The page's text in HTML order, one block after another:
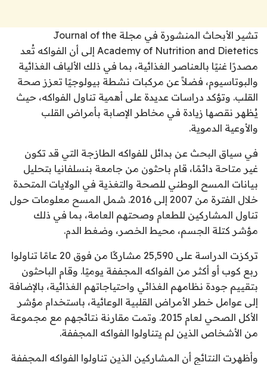
تشير الأبحاث المنشورة في مجلة Journal of the
Academy of Nutrition and Dietetics إلى أن الفواكه تُعد
مصدرًا غنيًا بالعناصر الغذائية، بما في ذلك الألياف الغذائية
والبوتاسيوم، فضلاً عن مركبات نشطة بيولوجيًا تعزز صحة
القلب. وتؤكد دراسات عديدة على أهمية تناول الفواكه، حيث
يُظهر نقصها زيادة في مخاطر الإصابة بأمراض القلب
والأوعية الدموية.
في سياق البحث عن بدائل للفواكه الطازجة التي قد تكون
غير متاحة دائمًا، قام باحثون من جامعة بنسلفانيا بتحليل
بيانات المسح الوطني للصحة والتغذية في الولايات المتحدة
خلال الفترة من 2007 إلى 2016. شمل المسح معلومات حول
تناول المشاركين للطعام وصحتهم العامة، بما في ذلك
مؤشر كتلة الجسم، محيط الخصر، وضغط الدم.
تركزت الدراسة على 25,590 مشاركًا من فوق 20 عامًا تناولوا
ربع كوب أو أكثر من الفواكه المجففة يوميًا. وقام الباحثون
بتقييم جودة نظامهم الغذائي واحتياجاتهم الغذائية، بالإضافة
إلى عوامل خطر الأمراض القلبية الوعائية، باستخدام مؤشر
الأكل الصحي لعام 2015. وتمت مقارنة نتائجهم مع مجموعة
من الأشخاص الذين لم يتناولوا الفواكه المجففة.
وأظهرت النتائج أن المشاركين الذين تناولوا الفواكه المجففة